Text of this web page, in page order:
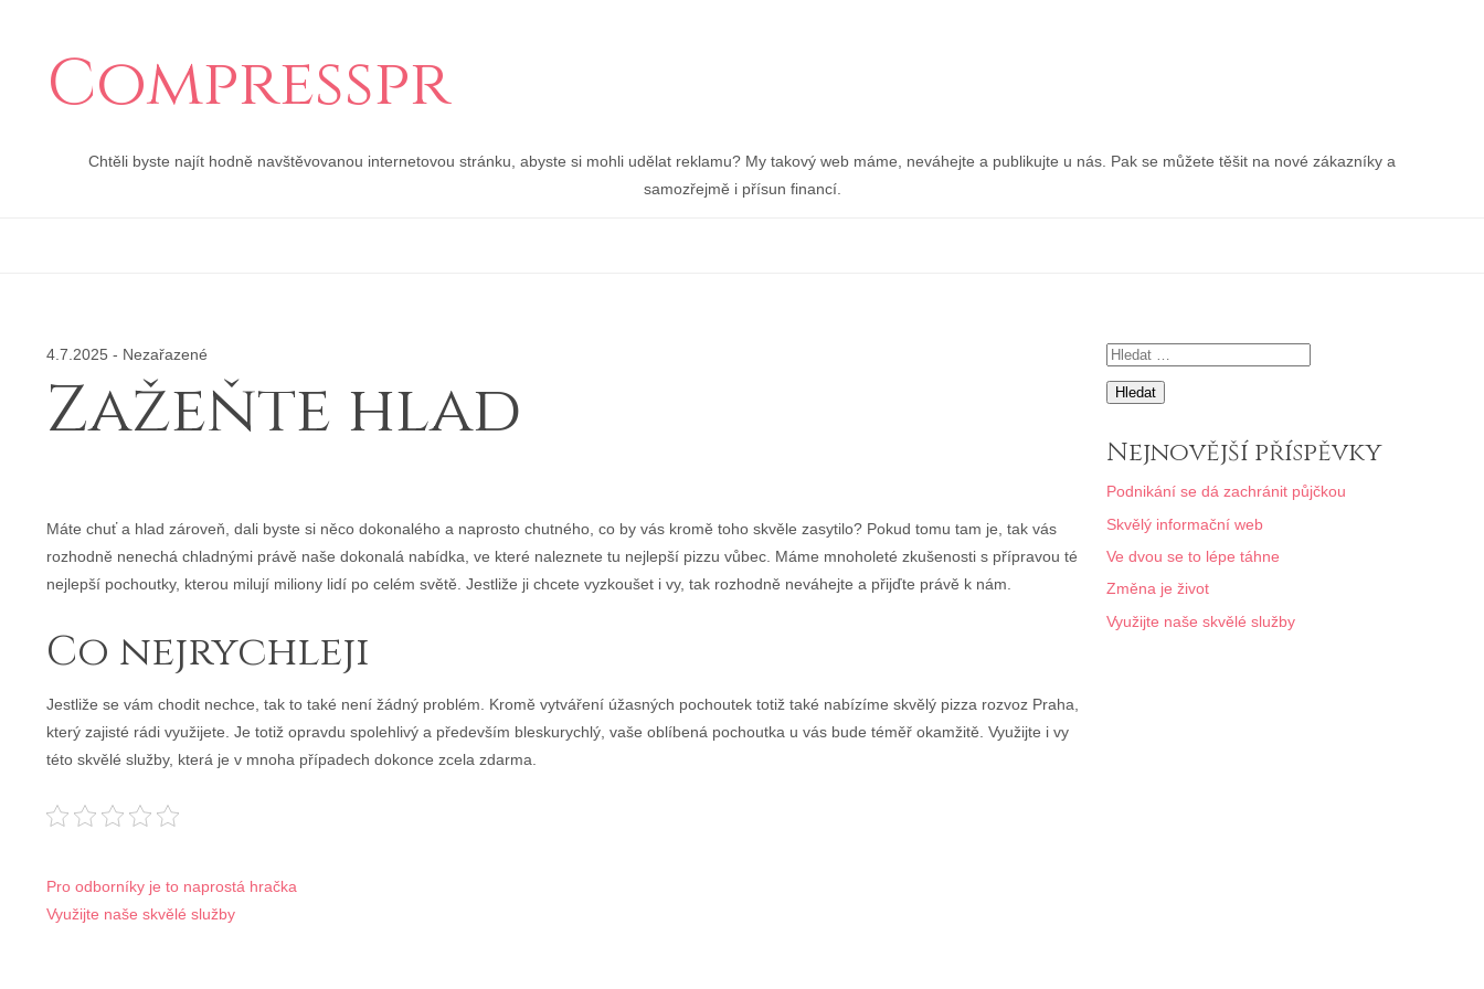
Compresspr
Chtěli byste najít hodně navštěvovanou internetovou stránku, abyste si mohli udělat reklamu? My takový web máme, neváhejte a publikujte u nás. Pak se můžete těšit na nové zákazníky a
samozřejmě i přísun financí.
4.7.2025 - Nezařazené
Zažeňte hlad
Máte chuť a hlad zároveň, dali byste si něco dokonalého a naprosto chutného, co by vás kromě toho skvěle zasytilo? Pokud tomu tam je, tak vás
rozhodně nenechá chladnými právě naše dokonalá nabídka, ve které naleznete tu nejlepší pizzu vůbec. Máme mnoholeté zkušenosti s přípravou té
nejlepší pochoutky, kterou milují miliony lidí po celém světě. Jestliže ji chcete vyzkoušet i vy, tak rozhodně neváhejte a přijďte právě k nám.
Co nejrychleji
Jestliže se vám chodit nechce, tak to také není žádný problém. Kromě vytváření úžasných pochoutek totiž také nabízíme skvělý pizza rozvoz Praha,
který zajisté rádi využijete. Je totiž opravdu spolehlivý a především bleskurychlý, vaše oblíbená pochoutka u vás bude téměř okamžitě. Využijte i vy
této skvělé služby, která je v mnoha případech dokonce zcela zdarma.
Navigace
pro
Pro odborníky je to naprostá hračka
Využijte naše skvělé služby
Vyhledávání
Nejnovější příspěvky
Podnikání se dá zachránit půjčkou
Skvělý informační web
Ve dvou se to lépe táhne
Změna je život
Využijte naše skvělé služby